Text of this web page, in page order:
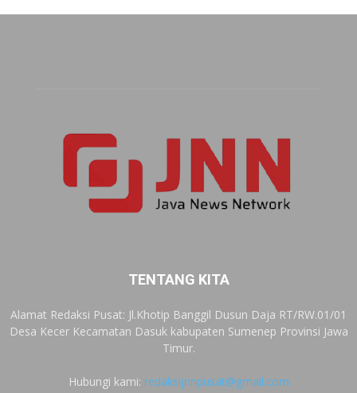
TENTANG KITA
Alamat Redaksi Pusat: Jl.Khotip Banggil Dusun Daja RT/RW.01/01
Desa Kecer Kecamatan Dasuk kabupaten Sumenep Provinsi Jawa
Timur.
Hubungi kami: redaksijnnpusat@gmail.com